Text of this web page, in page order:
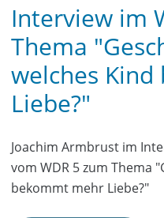
Interview im
Thema
welches
Liebe?"
Joachim Armbrust im
vom WDR 5 zum Thema
bekommt mehr Liebe?"